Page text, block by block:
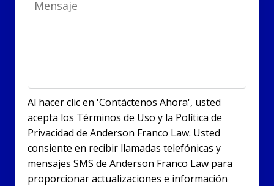
Al hacer clic en 'Contáctenos Ahora', usted
acepta los Términos de Uso y la Política de
Privacidad de Anderson Franco Law. Usted
consiente en recibir llamadas telefónicas y
mensajes SMS de Anderson Franco Law para
proporcionar actualizaciones e información